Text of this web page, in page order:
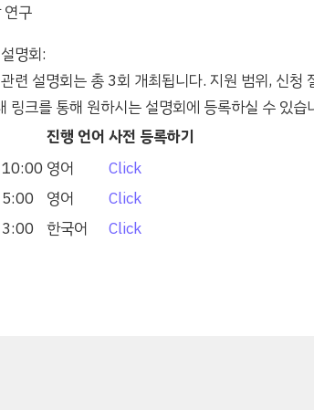
연구
명회:
련 설명회는 총 3회 개최됩니다. 지원 범위, 신
링크를 통해 원하시는 설명회에 등록하실 수 있습
진행 언어 사전 등록하기
영어
Click
영어
Click
한국어 Click